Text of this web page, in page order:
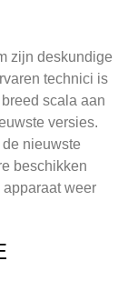
zijn deskundige
technici is
scala aan
versies.
nieuwste
beschikken
weer